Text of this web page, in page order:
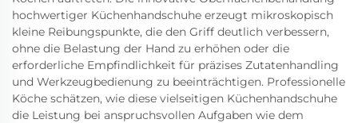
hochwertiger Küchenhandschuhe erzeugt mikroskopisch
kleine Reibungspunkte, die den Griff deutlich verbessern,
ohne die Belastung der Hand zu erhöhen oder die
erforderliche Empfindlichkeit für präzises Zutatenhandling
und Werkzeugbedienung zu beeinträchtigen. Professionelle
Köche schätzen, wie diese vielseitigen Küchenhandschuhe
die Leistung bei anspruchsvollen Aufgaben wie dem